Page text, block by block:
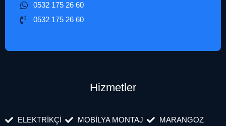
0532 175 26 60
0532 175 26 60
Hizmetler
ELEKTRİKÇİ MOBİLYA MONTAJ
MARANGOZ